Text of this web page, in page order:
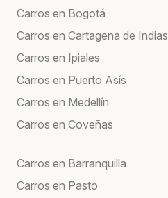
Carros en Bogotá
Carros en Cartagena de Indias
Carros en Ipiales
Carros en Puerto Asís
Carros en Medellín
Carros en Coveñas
Carros en Barranquilla
Carros en Pasto